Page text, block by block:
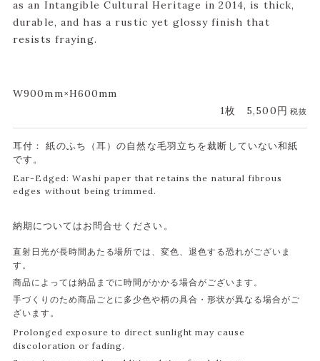
as an Intangible Cultural Heritage in 2014, is thick,
durable, and has a rustic yet glossy finish that
resists fraying.
W900mm×H600mm
1枚
5,500円 税抜
耳付： 紙のふち（耳）の自然な毛羽立ちを裁断していない和紙
です。
Ear-Edged: Washi paper that retains the natural fibrous
edges without being trimmed.
納期についてはお問合せください。
直射日光が長時間あたる場所では、変色、退色する恐れがございま
す。
商品によっては納品までに時間がかかる場合がございます。
手づくりのため商品ごとに多少色や柄の具合・形状が異なる場合がご
ざいます。
Prolonged exposure to direct sunlight may cause
discoloration or fading.